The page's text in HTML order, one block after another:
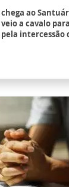
ao
a cavalo
intercessão